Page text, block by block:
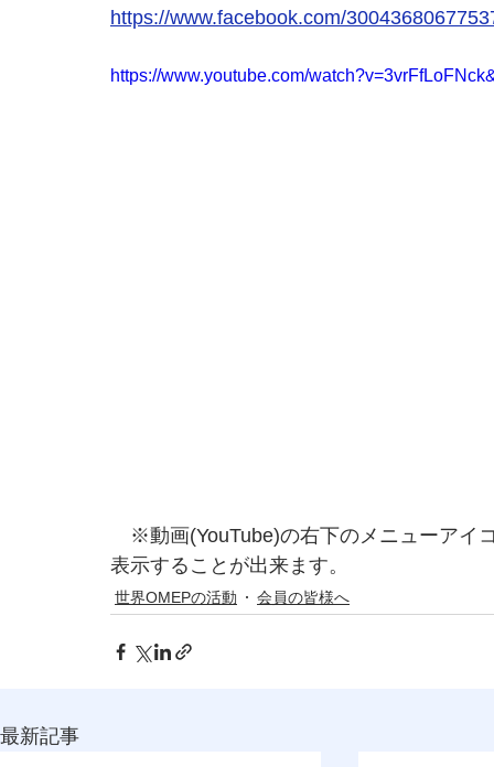
https://www.facebook.com/
https://www.youtube.com/
※動画(YouTube)の右下のメニューアイ
表示することが出来ます。
世界OMEPの活動 会員の皆様へ
最新記事